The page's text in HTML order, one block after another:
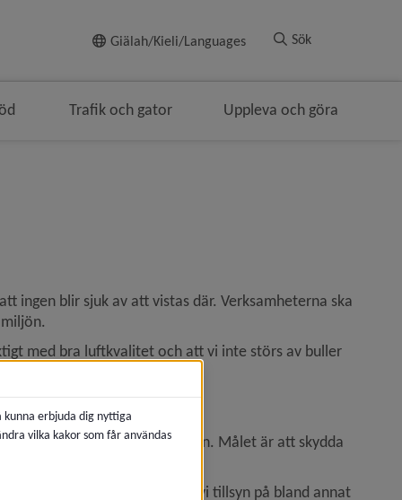
Giälah/Kieli/Languages Sök
Trafik och gator Uppleva och göra
ingen blir sjuk av att vistas där. Verksamheterna ska
med bra luftkvalitet och att vi inte störs av buller
i kommunen enligt miljöbalken. Målet är att skydda
av allmänheten. Därför gör vi tillsyn på bland annat
erbjuda dig nyttiga
vilka kakor som får användas